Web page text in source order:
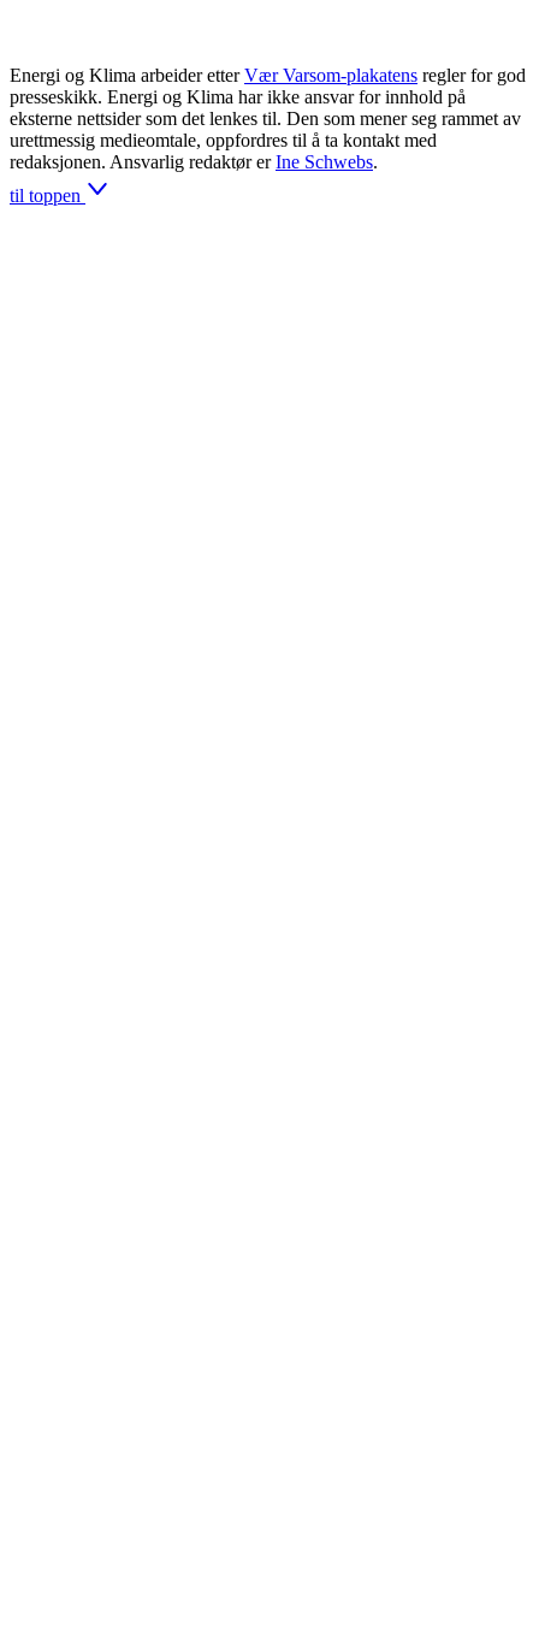
Energi og Klima arbeider etter Vær Varsom-plakatens regler for god
presseskikk. Energi og Klima har ikke ansvar for innhold på
eksterne nettsider som det lenkes til. Den som mener seg rammet av
urettmessig medieomtale, oppfordres til å ta kontakt med
redaksjonen. Ansvarlig redaktør er Ine Schwebs.
til toppen